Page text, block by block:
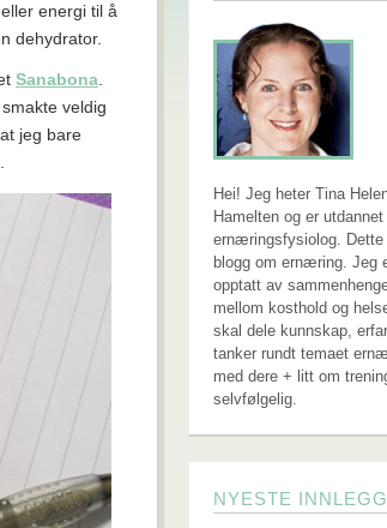
energi til å
dehydrator.
Sanabona
veldig
jeg bare
Hei! Jeg heter Tina
Hamelten og er
ernæringsfysiolog. Dette
blogg om ernæring. Jeg
opptatt av
mellom kosthold og
skal dele kunnskap,
tanker rundt temaet
med dere + litt om
selvfølgelig.
NYESTE INNLEGG